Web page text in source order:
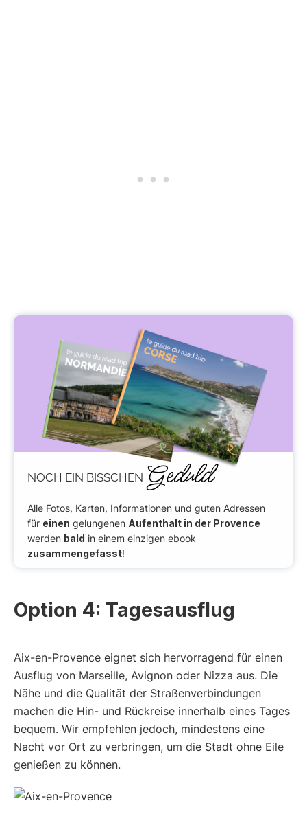
NOCH EIN BISSCHEN Geduld
Alle Fotos, Karten, Informationen und guten Adressen
für einen gelungenen Aufenthalt in der Provence
werden bald in einem einzigen ebook
zusammengefasst!
Option 4: Tagesausflug
Aix-en-Provence eignet sich hervorragend für einen
Ausflug von Marseille, Avignon oder Nizza aus. Die
Nähe und die Qualität der Straßenverbindungen
machen die Hin- und Rückreise innerhalb eines Tages
bequem. Wir empfehlen jedoch, mindestens eine
Nacht vor Ort zu verbringen, um die Stadt ohne Eile
genießen zu können.